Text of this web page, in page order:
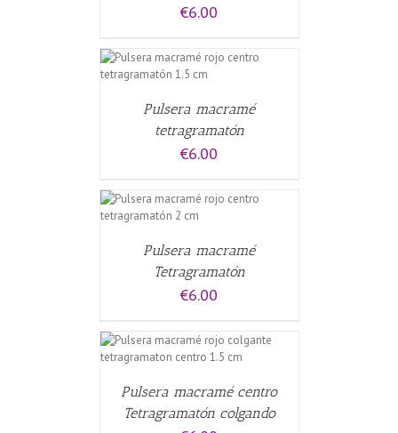
€6.00
Pulsera macramé
tetragramatón
€6.00
Pulsera macramé
Tetragramatón
€6.00
Pulsera macramé centro
Tetragramatón colgando